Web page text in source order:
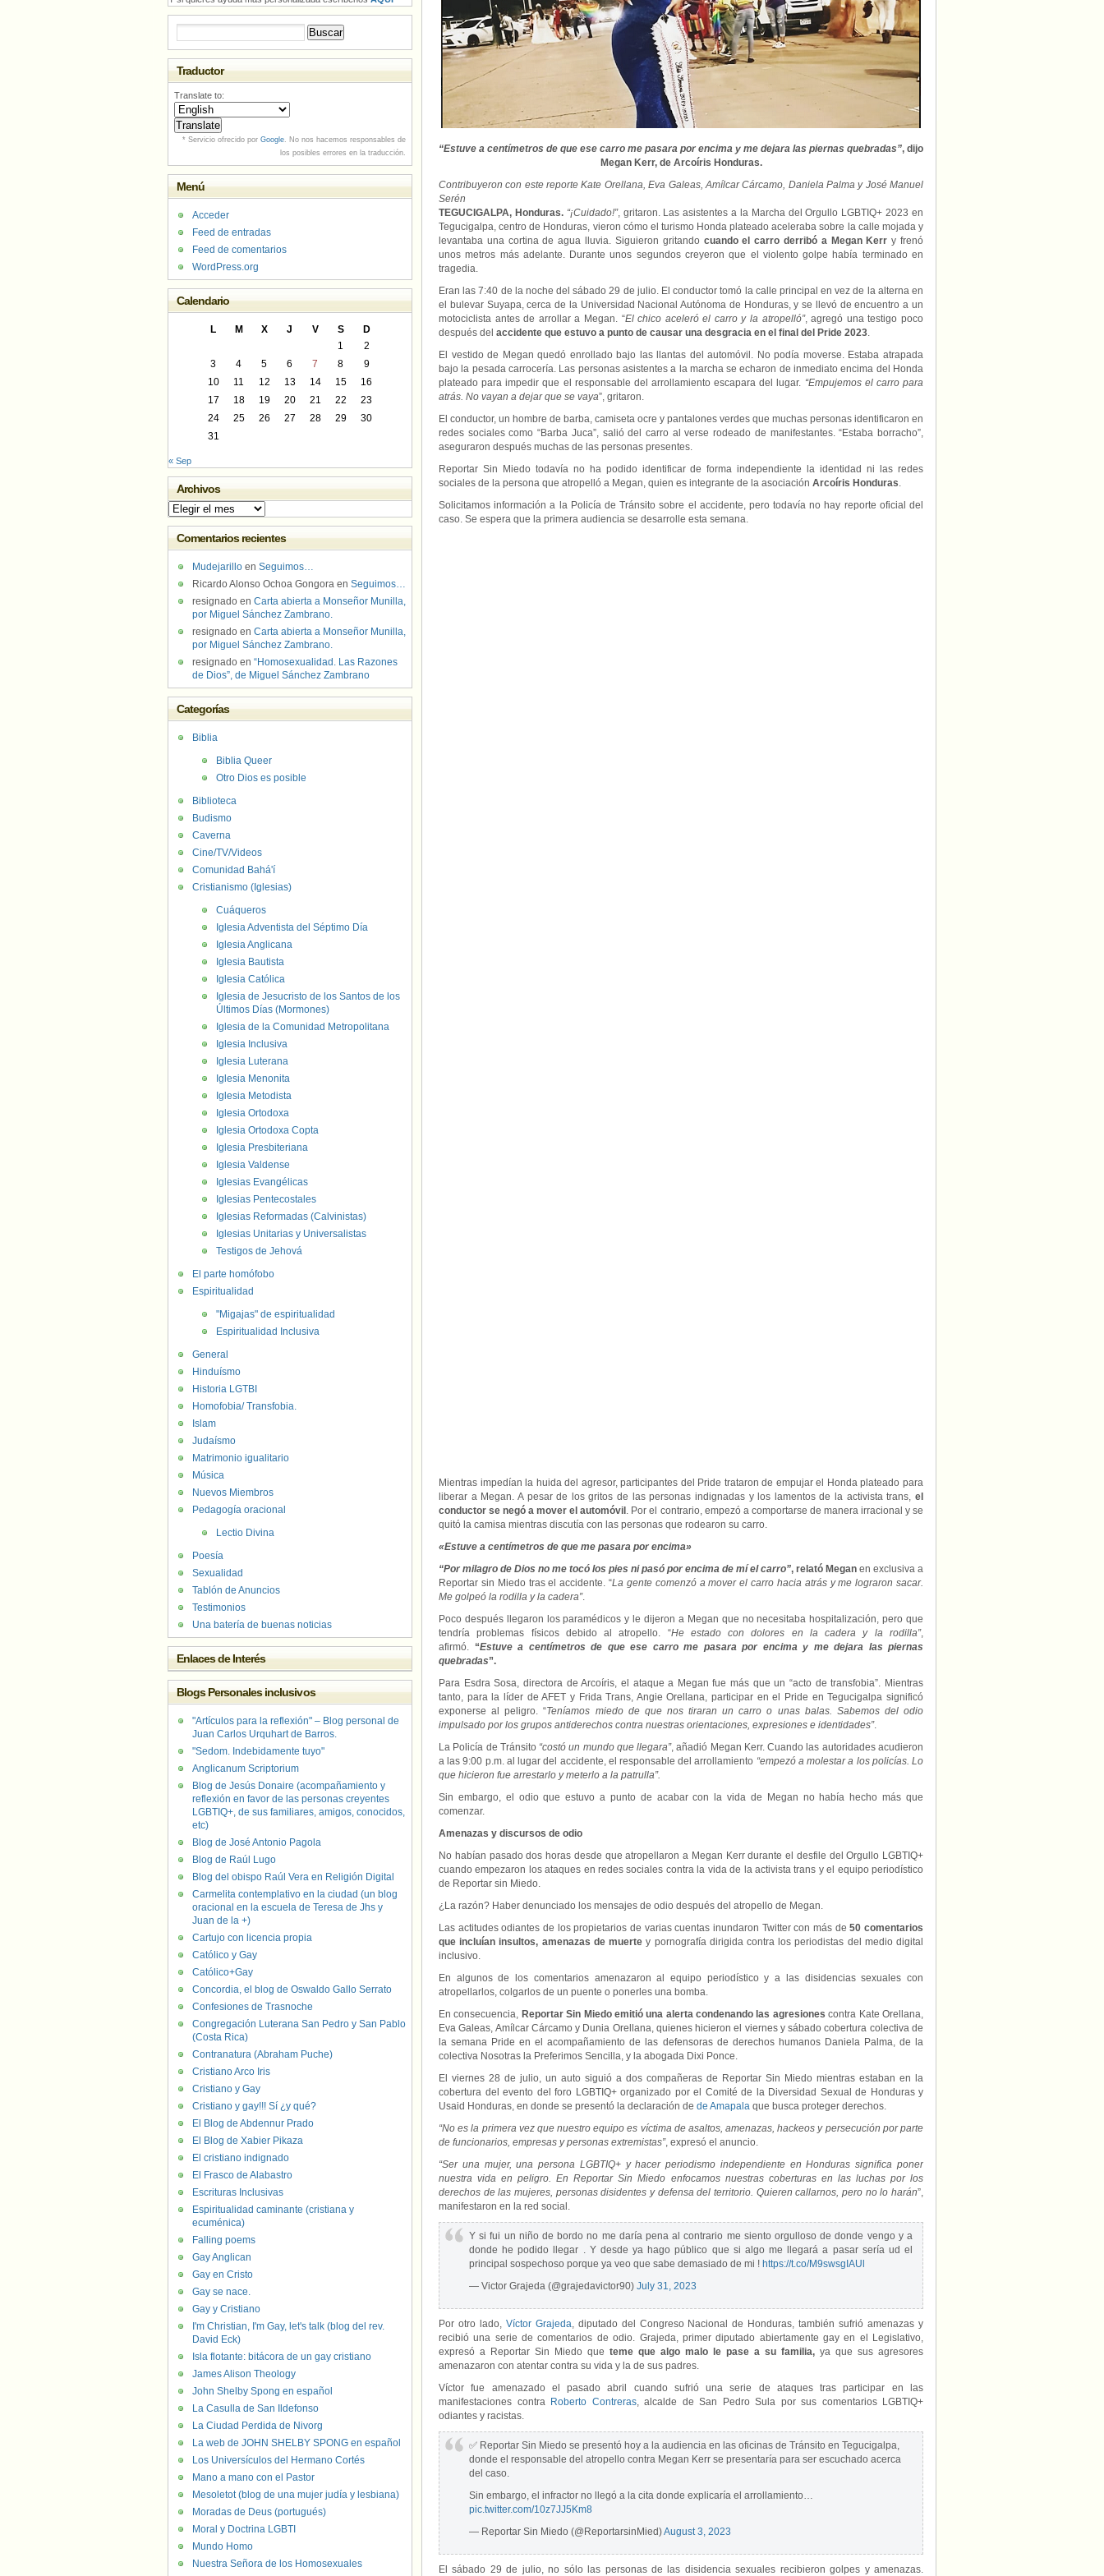
“Estuve a centímetros de que ese carro me pasara por encima y me dejara las piernas quebradas”, dijo
Megan Kerr, de Arcoíris Honduras.
Contribuyeron con este reporte Kate Orellana, Eva Galeas, Amílcar Cárcamo, Daniela Palma y José Manuel
Serén
TEGUCIGALPA, Honduras.“¡Cuidado!”, gritaron. Las asistentes a la Marcha del Orgullo LGBTIQ+ 2023 en
Tegucigalpa, centro de Honduras, vieron cómo el turismo Honda plateado aceleraba sobre la calle mojada y
levantaba una cortina de agua lluvia. Siguieron gritando cuando el carro derribó a Megan Kerry frenó
unos metros más adelante. Durante unos segundos creyeron que el violento golpe había terminado en
tragedia.
Eran las 7:40 de la noche del sábado 29 de julio. El conductor tomó la calle principal en vez de la alterna en
el bulevar Suyapa, cerca de la Universidad Nacional Autónoma de Honduras, y se llevó de encuentro a un
motociclista antes de arrollar a Megan. “El chico aceleró el carro y la atropelló”, agregó una testigo poco
después del accidente que estuvo a punto de causar una desgracia en el final del Pride 2023.
El vestido de Megan quedó enrollado bajo las llantas del automóvil. No podía moverse. Estaba atrapada
bajo la pesada carrocería. Las personas asistentes a la marcha se echaron de inmediato encima del Honda
plateado para impedir que el responsable del arrollamiento escapara del lugar. “Empujemos el carro para
atrás. No vayan a dejar que se vaya”, gritaron.
El conductor, un hombre de barba, camiseta ocre y pantalones verdes que muchas personas identificaron en
redes sociales como “Barba Juca”, salió del carro al verse rodeado de manifestantes. “Estaba borracho”,
aseguraron después muchas de las personas presentes.
Reportar Sin Miedo todavía no ha podido identificar de forma independiente la identidad ni las redes
sociales de la persona que atropelló a Megan, quien es integrante de la asociación Arcoíris Honduras.
Solicitamos información a la Policía de Tránsito sobre el accidente, pero todavía no hay reporte oficial del
caso. Se espera que la primera audiencia se desarrolle esta semana.
Mientras impedían la huida del agresor, participantes del Pride trataron de empujar el Honda plateado para
liberar a Megan. A pesar de los gritos de las personas indignadas y los lamentos de la activista trans, el
conductor se negó a mover el automóvil . Por el contrario, empezó a comportarse de manera irracional y se
quitó la camisa mientras discutía con las personas que rodearon su carro.
«Estuve a centímetros de que me pasara por encima»
“Por milagro de Dios no me tocó los pies ni pasó por encima de mí el carro”, relató Megan en exclusiva a
Reportar sin Miedo tras el accidente. “La gente comenzó a mover el carro hacia atrás y me lograron sacar.
Me golpeó la rodilla y la cadera”.
Poco después llegaron los paramédicos y le dijeron a Megan que no necesitaba hospitalización, pero que
tendría problemas físicos debido al atropello. “He estado con dolores en la cadera y la rodilla”,
afirmó. “Estuve a centímetros de que ese carro me pasara por encima y me dejara las piernas
quebradas”.
Para Esdra Sosa, directora de Arcoíris, el ataque a Megan fue más que un “acto de transfobia”. Mientras
tanto, para la líder de AFET y Frida Trans, Angie Orellana, participar en el Pride en Tegucigalpa significó
exponerse al peligro. “Teníamos miedo de que nos tiraran un carro o unas balas. Sabemos del odio
impulsado por los grupos antiderechos contra nuestras orientaciones, expresiones e identidades”.
La Policía de Tránsito “costó un mundo que llegara”, añadió Megan Kerr. Cuando las autoridades acudieron
a las 9:00 p.m. al lugar del accidente, el responsable del arrollamiento “empezó a molestar a los policías. Lo
que hicieron fue arrestarlo y meterlo a la patrulla”.
Sin embargo, el odio que estuvo a punto de acabar con la vida de Megan no había hecho más que
comenzar.
Amenazas y discursos de odio
No habían pasado dos horas desde que atropellaron a Megan Kerr durante el desfile del Orgullo LGBTIQ+
cuando empezaron los ataques en redes sociales contra la vida de la activista trans y el equipo periodístico
de Reportar sin Miedo.
¿La razón? Haber denunciado los mensajes de odio después del atropello de Megan.
Las actitudes odiantes de los propietarios de varias cuentas inundaron Twitter con más de50 comentarios
que incluían insultos, amenazas de muerte y pornografía dirigida contra los periodistas del medio digital
inclusivo.
En algunos de los comentarios amenazaron al equipo periodístico y a las disidencias sexuales con
atropellarlos, colgarlos de un puente o ponerles una bomba.
En consecuencia, Reportar Sin Miedo emitió una alerta condenando las agresionescontra Kate Orellana,
Eva Galeas, Amílcar Cárcamo y Dunia Orellana, quienes hicieron el viernes y sábado cobertura colectiva de
la semana Pride en el acompañamiento de las defensoras de derechos humanos Daniela Palma, de la
colectiva Nosotras la Preferimos Sencilla, y la abogada Dixi Ponce.
El viernes 28 de julio, un auto siguió a dos compañeras de Reportar Sin Miedo mientras estaban en la
cobertura del evento del foro LGBTIQ+ organizado por el Comité de la Diversidad Sexual de Honduras y
Usaid Honduras, en donde se presentó la declaración de de Amapala que busca proteger derechos.
“No es la primera vez que nuestro equipo es víctima de asaltos, amenazas, hackeos y persecución por parte
de funcionarios, empresas y personas extremistas”, expresó el anuncio.
“Ser una mujer, una persona LGBTIQ+ y hacer periodismo independiente en Honduras significa poner
nuestra vida en peligro. En Reportar Sin Miedo enfocamos nuestras coberturas en las luchas por los
derechos de las mujeres, personas disidentes y defensa del territorio. Quieren callarnos, pero no lo harán”,
manifestaron en la red social.
Y si fui un niño de bordo no me daría pena al contrario me siento orgulloso de donde vengo y a
donde he podido llegar . Y desde ya hago público que si algo me llegará a pasar sería ud el
principal sospechoso porque ya veo que sabe demasiado de mi ! https://t.co/M9swsgIAUl
— Victor Grajeda (@grajedavictor90) July 31, 2023
Por otro lado, Víctor Grajeda, diputado del Congreso Nacional de Honduras, también sufrió amenazas y
recibió una serie de comentarios de odio. Grajeda, primer diputado abiertamente gay en el Legislativo,
expresó a Reportar Sin Miedo que teme que algo malo le pase a su familia, ya que sus agresores
amenazaron con atentar contra su vida y la de sus padres.
Víctor fue amenazado el pasado abril cuando sufrió una serie de ataques tras participar en las
manifestaciones contraRoberto Contreras, alcalde de San Pedro Sula por sus comentarios LGBTIQ+
odiantes y racistas.
✅ Reportar Sin Miedo se presentó hoy a la audiencia en las oficinas de Tránsito en Tegucigalpa,
donde el responsable del atropello contra Megan Kerr se presentaría para ser escuchado acerca
del caso.
Sin embargo, el infractor no llegó a la cita donde explicaría el arrollamiento…
pic.twitter.com/10z7JJ5Km8
— Reportar Sin Miedo (@ReportarsinMied)August 3, 2023
El sábado 29 de julio, no sólo las personas de las disidencia sexuales recibieron golpes y amenazas.
Traductor
Translate to:
* Servicio ofrecido por Google. No nos hacemos responsables de
los posibles errores en la traducción.
Menú
Acceder
Feed de entradas
Feed de comentarios
WordPress.org
Calendario
L M X J V S
D
1
2
3
4 5 6 7 8
9
10
11 12 13 14 15
16
17
18 19 20 21 22
23
24
25 26 27 28 29
30
31
« Sep
Archivos
Archivos
Comentarios recientes
Mudejarillo en Seguimos…
Ricardo Alonso Ochoa Gongora en Seguimos…
resignado en Carta abierta a Monseñor Munilla,
por Miguel Sánchez Zambrano.
resignado en Carta abierta a Monseñor Munilla,
por Miguel Sánchez Zambrano.
resignado en “Homosexualidad. Las Razones
de Dios”, de Miguel Sánchez Zambrano
Categorías
Biblia
Biblia Queer
Otro Dios es posible
Biblioteca
Budismo
Caverna
Cine/TV/Videos
Comunidad Bahá'í
Cristianismo (Iglesias)
Cuáqueros
Iglesia Adventista del Séptimo Día
Iglesia Anglicana
Iglesia Bautista
Iglesia Católica
Iglesia de Jesucristo de los Santos de los
Últimos Días (Mormones)
Iglesia de la Comunidad Metropolitana
Iglesia Inclusiva
Iglesia Luterana
Iglesia Menonita
Iglesia Metodista
Iglesia Ortodoxa
Iglesia Ortodoxa Copta
Iglesia Presbiteriana
Iglesia Valdense
Iglesias Evangélicas
Iglesias Pentecostales
Iglesias Reformadas (Calvinistas)
Iglesias Unitarias y Universalistas
Testigos de Jehová
El parte homófobo
Espiritualidad
"Migajas" de espiritualidad
Espiritualidad Inclusiva
General
Hinduísmo
Historia LGTBI
Homofobia/ Transfobia.
Islam
Judaísmo
Matrimonio igualitario
Música
Nuevos Miembros
Pedagogía oracional
Lectio Divina
Poesía
Sexualidad
Tablón de Anuncios
Testimonios
Una batería de buenas noticias
Enlaces de Interés
Blogs Personales inclusivos
"Artículos para la reflexión" – Blog personal de
Juan Carlos Urquhart de Barros.
"Sedom. Indebidamente tuyo"
Anglicanum Scriptorium
Blog de Jesús Donaire (acompañamiento y
reflexión en favor de las personas creyentes
LGBTIQ+, de sus familiares, amigos, conocidos,
etc)
Blog de José Antonio Pagola
Blog de Raúl Lugo
Blog del obispo Raúl Vera en Religión Digital
Carmelita contemplativo en la ciudad (un blog
oracional en la escuela de Teresa de Jhs y
Juan de la +)
Cartujo con licencia propia
Católico y Gay
Católico+Gay
Concordia, el blog de Oswaldo Gallo Serrato
Confesiones de Trasnoche
Congregación Luterana San Pedro y San Pablo
(Costa Rica)
Contranatura (Abraham Puche)
Cristiano Arco Iris
Cristiano y Gay
Cristiano y gay!!! Sí ¿y qué?
El Blog de Abdennur Prado
El Blog de Xabier Pikaza
El cristiano indignado
El Frasco de Alabastro
Escrituras Inclusivas
Espiritualidad caminante (cristiana y
ecuménica)
Falling poems
Gay Anglican
Gay en Cristo
Gay se nace.
Gay y Cristiano
I'm Christian, I'm Gay, let's talk (blog del rev.
David Eck)
Isla flotante: bitácora de un gay cristiano
James Alison Theology
John Shelby Spong en español
La Casulla de San Ildefonso
La Ciudad Perdida de Nivorg
La web de JOHN SHELBY SPONG en español
Los Universículos del Hermano Cortés
Mano a mano con el Pastor
Mesoletot (blog de una mujer judía y lesbiana)
Moradas de Deus (portugués)
Moral y Doctrina LGBTI
Mundo Homo
Nuestra Señora de los Homosexuales